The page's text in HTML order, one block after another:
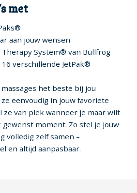
met
aan jouw wensen
Therapy System® van Bullfrog
verschillende JetPak®
het beste bij jou
eenvoudig in jouw favoriete
ze van plek wanneer je maar wilt
moment. Zo stel je jouw
volledig zelf samen –
en altijd aanpasbaar.